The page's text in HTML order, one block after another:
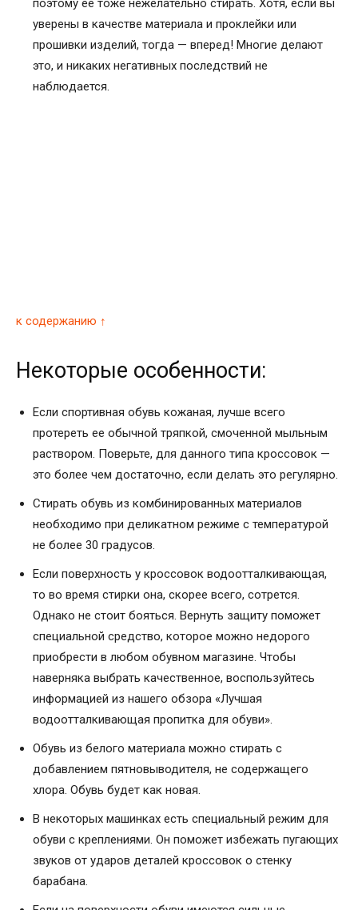
поэтому ее тоже нежелательно стирать. Хотя, если вы
уверены в качестве материала и проклейки или
прошивки изделий, тогда — вперед! Многие делают
это, и никаких негативных последствий не
наблюдается.
к содержанию ↑
Некоторые особенности:
Если спортивная обувь кожаная, лучше всего
протереть ее обычной тряпкой, смоченной мыльным
раствором. Поверьте, для данного типа кроссовок —
это более чем достаточно, если делать это регулярно.
Стирать обувь из комбинированных материалов
необходимо при деликатном режиме с температурой
не более 30 градусов.
Если поверхность у кроссовок водоотталкивающая,
то во время стирки она, скорее всего, сотрется.
Однако не стоит бояться. Вернуть защиту поможет
специальной средство, которое можно недорого
приобрести в любом обувном магазине. Чтобы
наверняка выбрать качественное, воспользуйтесь
информацией из нашего обзора «Лучшая
водоотталкивающая пропитка для обуви».
Обувь из белого материала можно стирать с
добавлением пятновыводителя, не содержащего
хлора. Обувь будет как новая.
В некоторых машинках есть специальный режим для
обуви с креплениями. Он поможет избежать пугающих
звуков от ударов деталей кроссовок о стенку
барабана.